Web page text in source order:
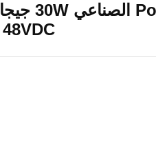
48VDC مدخل الطاقة 36W ماكس